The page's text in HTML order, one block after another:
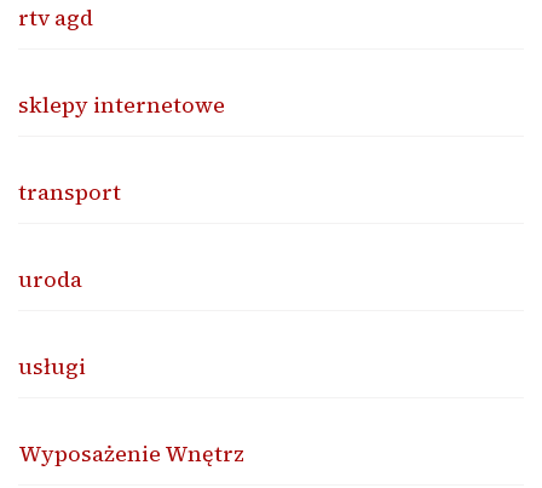
rtv agd
sklepy internetowe
transport
uroda
usługi
Wyposażenie Wnętrz